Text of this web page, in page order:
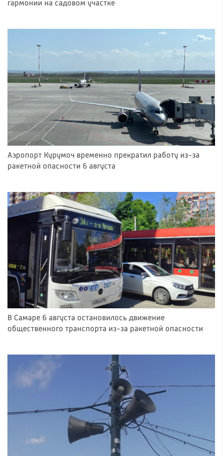
гармонии на садовом участке
Аэропорт Курумоч временно прекратил работу из-за
ракетной опасности 6 августа
В Самаре 6 августа остановилось движение
общественного транспорта из-за ракетной опасности